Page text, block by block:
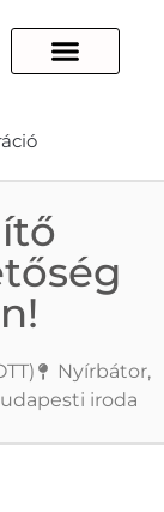
Nyírbátor,
iroda